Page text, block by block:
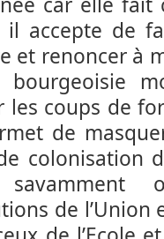
accepte de
et renoncer à
les coups de
de
colonisation
de l’Union